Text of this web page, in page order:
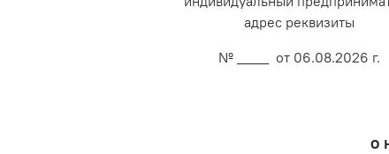
адрес реквизиты
№ ____ от 06.08.2026 г.
о